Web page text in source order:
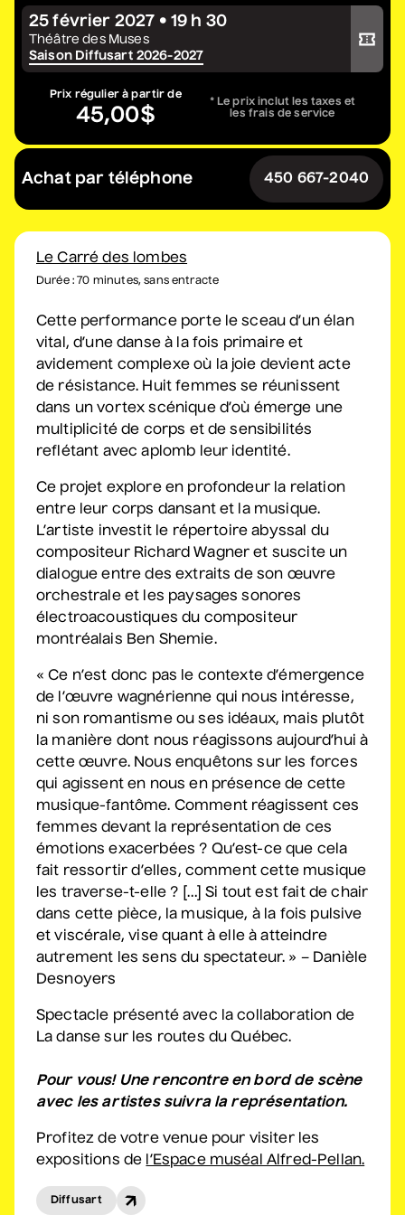
Constellation de cordes
• Zones musicales
20 août 2026• 20 h 00
Cour intérieure de la Maison des Arts
Complet
Marie Céleste
• Tout ce qui brille
Station culturelle Momo
Gratuit
• 100 contrefaçons
• 15 h 00
Salle André-Mathieu
Après-midi
Sam Breton
2 septembre 2026• 19 h 30
Salle André-Mathieu
Supplémentaire
Korine Côté, Gabrielle
Caron, Rolly Assal
• Korine Côté et invités
Station culturelle Momo
Gratuit
Maude Landry
• Trop cool
3 septembre 2026• 19 h 30
Salle André-Mathieu
Véronic DiCaire
• Nouveau spectacle
5 septembre 2026• 20 h 00
Salle André-Mathieu
Véronic DiCaire
• Nouveau spectacle
Salle André-Mathieu
Patrick Norman et
• Patrick Norman et
Acheter votre billet
25 février 2027 • 19 h 30
Théâtre des Muses
Saison Diffusart 2026-2027
Prix régulier à partir de
45,00$
* Le prix inclut les taxes et
les frais de service
Achat par téléphone 450 667-2040
Le Carré des lombes
Durée : 70 minutes, sans entracte
Cette performance porte le sceau d’un élan
vital, d’une danse à la fois primaire et
avidement complexe où la joie devient acte
de résistance. Huit femmes se réunissent
dans un vortex scénique d’où émerge une
multiplicité de corps et de sensibilités
reflétant avec aplomb leur identité.
Ce projet explore en profondeur la relation
entre leur corps dansant et la musique.
L’artiste investit le répertoire abyssal du
compositeur Richard Wagner et suscite un
dialogue entre des extraits de son œuvre
orchestrale et les paysages sonores
électroacoustiques du compositeur
montréalais Ben Shemie.
« Ce n’est donc pas le contexte d’émergence
de l’œuvre wagnérienne qui nous intéresse,
ni son romantisme ou ses idéaux, mais plutôt
la manière dont nous réagissons aujourd’hui à
cette œuvre. Nous enquêtons sur les forces
qui agissent en nous en présence de cette
musique-fantôme. Comment réagissent ces
femmes devant la représentation de ces
émotions exacerbées ? Qu’est-ce que cela
fait ressortir d’elles, comment cette musique
les traverse-t-elle ? […] Si tout est fait de chair
dans cette pièce, la musique, à la fois pulsive
et viscérale, vise quant à elle à atteindre
autrement les sens du spectateur. » – Danièle
Desnoyers
Spectacle présenté avec la collaboration de
La danse sur les routes du Québec.
Pour vous! Une rencontre en bord de scène
avec les artistes suivra la représentation.
Profitez de votre venue pour visiter les
expositions de l’Espace muséal Alfred-Pellan.
Diffusart